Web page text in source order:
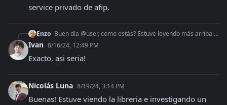
service privado de afip.
Enzo Buen día @user, como estás? Estuve leyendo más arriba que no se pueden agregar items para una factura. Entonces lo correcto sería enviar el total a afip, y lueg
Ivan 8/16/24, 12:49 PM
Exacto, asi seria!
Nicolás Luna 8/19/24, 3:14 PM
Buenas! Estuve viendo la libreria e investigando un